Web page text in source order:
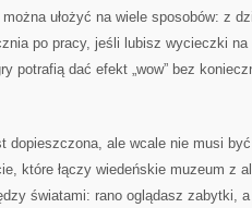
można ułożyć na wiele sposobów: z
po pracy, jeśli lubisz wycieczki
potrafią dać efekt „wow” bez
dopieszczona, ale wcale nie musi
które łączy wiedeńskie muzeum z
światami: rano oglądasz zabytki,